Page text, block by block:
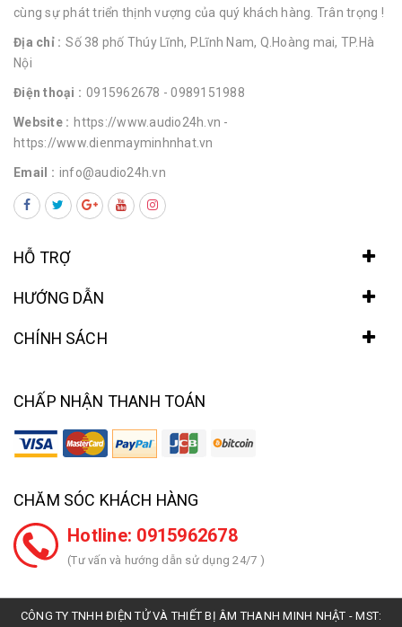
cùng sự phát triển thịnh vượng của quý khách hàng. Trân trọng !
Địa chỉ : Số 38 phố Thúy Lĩnh, P.Lĩnh Nam, Q.Hoàng mai, TP.Hà
Nội
Điện thoại : 0915962678 - 0989151988
Website : https://www.audio24h.vn -
https://www.dienmayminhnhat.vn
Email : info@audio24h.vn
HỖ TRỢ
HƯỚNG DẪN
CHÍNH SÁCH
CHẤP NHẬN THANH TOÁN
CHĂM SÓC KHÁCH HÀNG
Hotline: 0915962678
(Tư vấn và hướng dẫn sử dụng 24/7 )
CÔNG TY TNHH ĐIỆN TỬ VÀ THIẾT BỊ ÂM THANH MINH NHẬT - MST: